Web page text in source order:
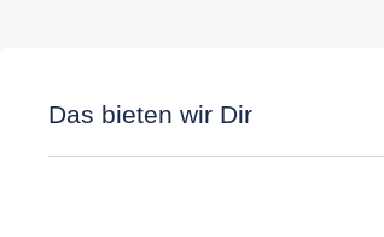
Das bieten wir Dir